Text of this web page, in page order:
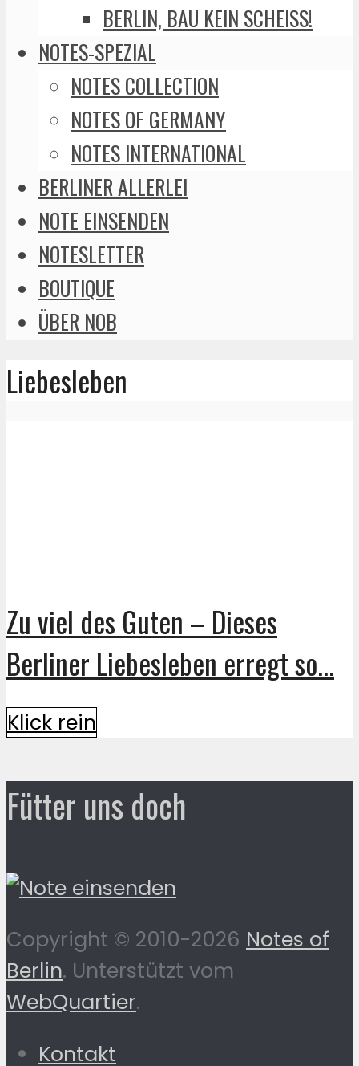
BERLIN, BAU KEIN SCHEISS!
NOTES-SPEZIAL
NOTES COLLECTION
NOTES OF GERMANY
NOTES INTERNATIONAL
BERLINER ALLERLEI
NOTE EINSENDEN
NOTESLETTER
BOUTIQUE
ÜBER NOB
Liebesleben
Zu viel des Guten – Dieses
Berliner Liebesleben erregt so...
Klick rein
Fütter uns doch
Copyright © 2010-2026 Notes of
Berlin. Unterstützt vom
WebQuartier.
Kontakt